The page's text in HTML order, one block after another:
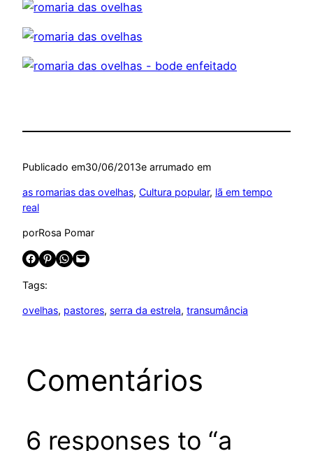
Publicado em30/06/2013e arrumado em
as romarias das ovelhas, Cultura popular, lã em tempo
real
porRosa Pomar
Share on Facebook Share on Pinterest Share on WhatsApp Email this Page
Tags:
ovelhas, pastores, serra da estrela, transumância
Comentários
6 responses to “a